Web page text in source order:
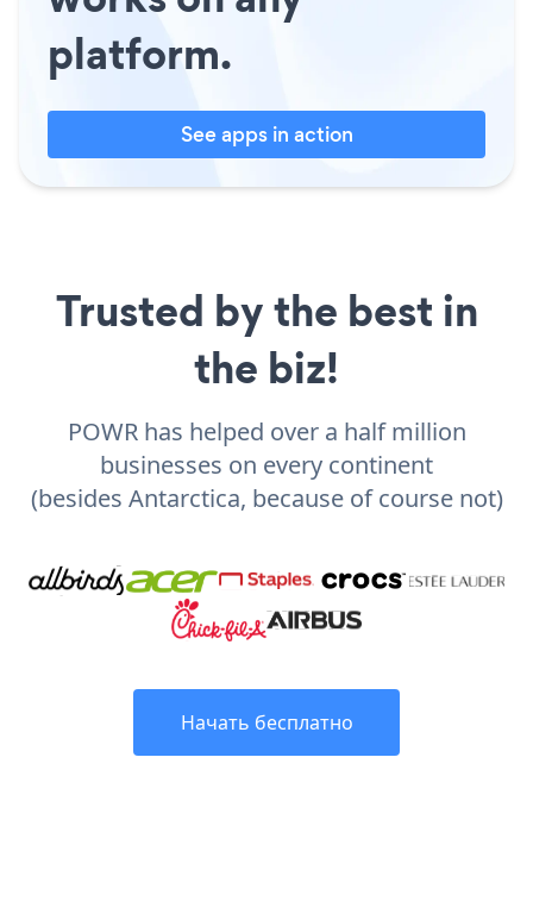
platform.
See apps in action
Trusted by the best in
the biz!
POWR has helped over a half million
businesses on every continent
(besides Antarctica, because of course not)
Начать бесплатно